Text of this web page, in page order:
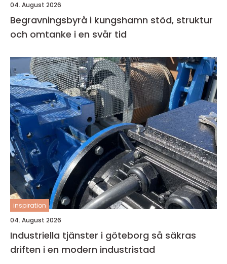
04. August 2026
Begravningsbyrå i kungshamn stöd, struktur
och omtanke i en svår tid
inspiration
04. August 2026
Industriella tjänster i göteborg så säkras
driften i en modern industristad